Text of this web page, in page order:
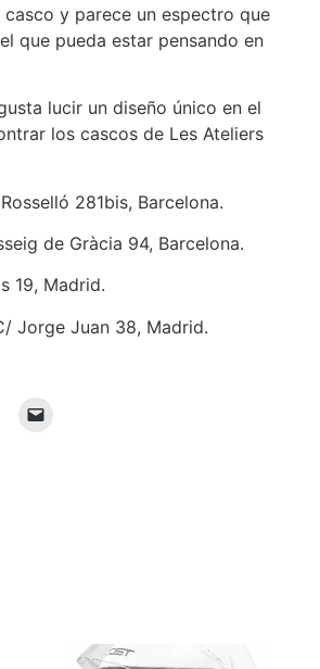
y parece un espectro que
que pueda estar pensando en
lucir un diseño único en el
los cascos de Les Ateliers
281bis, Barcelona.
de Gràcia 94, Barcelona.
19, Madrid.
Jorge Juan 38, Madrid.